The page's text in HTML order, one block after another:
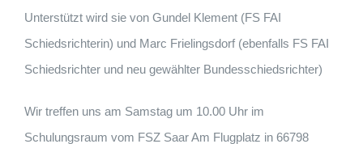
Unterstützt wird sie von Gundel Klement (FS FAI
Schiedsrichterin) und Marc Frielingsdorf (ebenfalls FS FAI
Schiedsrichter und neu gewählter Bundesschiedsrichter)
Wir treffen uns am Samstag um 10.00 Uhr im
Schulungsraum vom FSZ Saar Am Flugplatz in 66798